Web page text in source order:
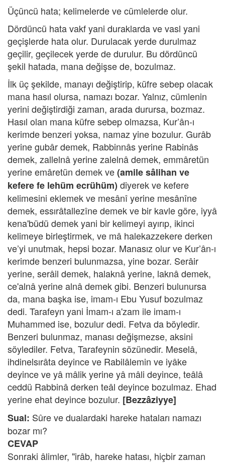
Üçüncü hata; kelimelerde ve cümlelerde olur.
Dördüncü hata vakf yani duraklarda ve vasl yani
geçişlerde hata olur. Durulacak yerde durulmaz
geçilir, geçilecek yerde de durulur. Bu dördüncü
şekil hatada, mana değişse de, bozulmaz.
İlk üç şekilde, manayı değiştirip, küfre sebep olacak
mana hasıl olursa, namazı bozar. Yalnız, cümlenin
yerini değiştirdiği zaman, arada durursa, bozmaz.
Hasıl olan mana küfre sebep olmazsa, Kur’ân-ı
kerimde benzeri yoksa, namaz yine bozulur. Gurâb
yerine gubâr demek, Rabbinnâs yerine Rabinâs
demek, zallelnâ yerine zalelnâ demek, emmâretün
yerine emâretün demek ve(amile sâlihan ve
kefere fe lehüm ecrühüm) diyerek ve kefere
kelimesini eklemek ve mesânî yerine mesânîne
demek, essırâtallezîne demek ve bir kavle göre, iyyâ
kena'büdü demek yani bir kelimeyi ayırıp, ikinci
kelimeye birleştirmek, ve mâ halekazzekere derken
ve’yi unutmak, hepsi bozar. Manasız olur ve Kur’ân-ı
kerimde benzeri bulunmazsa, yine bozar. Serâir
yerine, serâil demek, halaknâ yerine, laknâ demek,
ce'alnâ yerine alnâ demek gibi. Benzeri bulunursa
da, mana başka ise, imam-ı Ebu Yusuf bozulmaz
dedi. Tarafeyn yani İmam-ı a'zam ile imam-ı
Muhammed ise, bozulur dedi. Fetva da böyledir.
Benzeri bulunmaz, manası değişmezse, aksini
söylediler. Fetva, Tarafeynin sözünedir. Meselâ,
ihdinelsırâta deyince ve Rabilâlemin ve iyâke
deyince ve yâ mâlik yerine yâ mâli deyince, teâlâ
ceddü Rabbinâ derken teâl deyince bozulmaz. Ehad
yerine ehat deyince bozulur. [Bezzâziyye]
Sual: Sûre ve dualardaki hareke hataları namazı
bozar mı?
CEVAP
Sonraki âlimler, "irâb, hareke hatası, hiçbir zaman